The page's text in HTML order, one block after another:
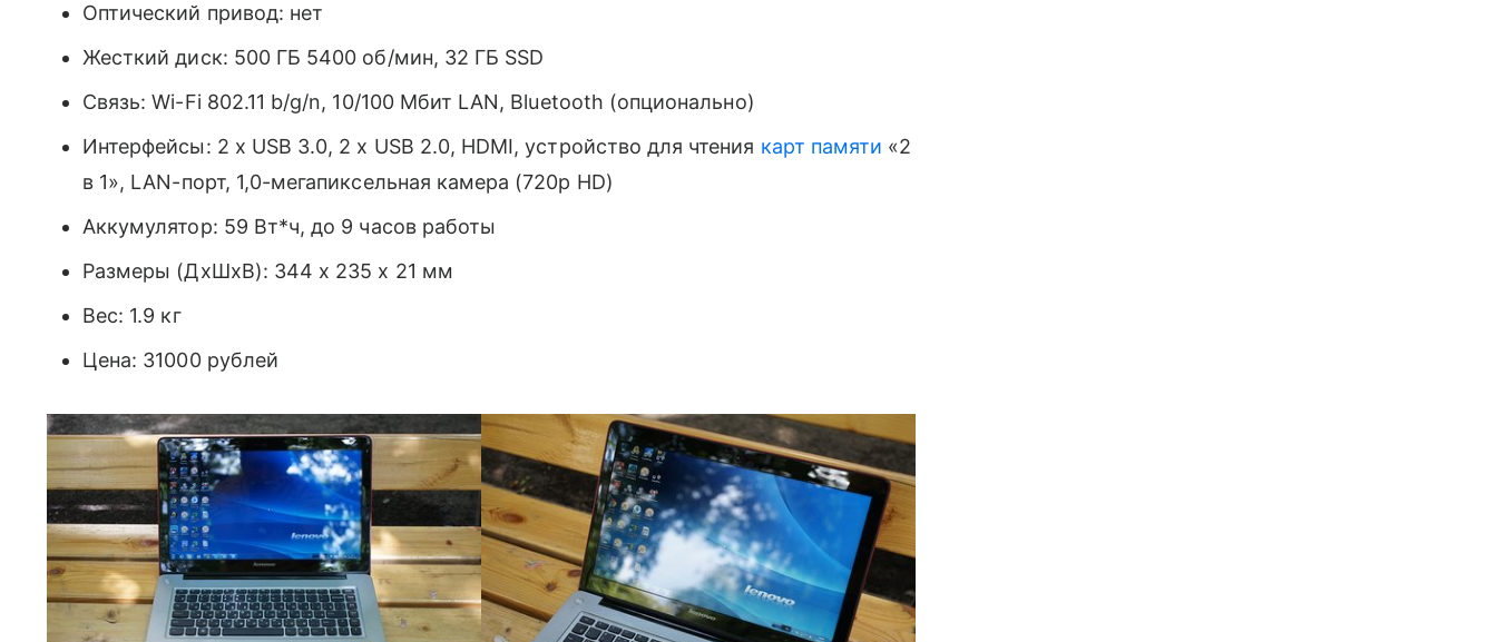
Оптический привод: нет
Жесткий диск: 500 ГБ 5400 об/мин, 32 ГБ SSD
Связь: Wi-Fi 802.11 b/g/n, 10/100 Мбит LAN, Bluetooth (опционально)
Интерфейсы: 2 х USB 3.0, 2 x USB 2.0, HDMI, устройство для чтения карт памяти «2
в 1», LAN-порт, 1,0-мегапиксельная камера (720p HD)
Аккумулятор: 59 Вт*ч, до 9 часов работы
Размеры (ДхШхВ): 344 х 235 х 21 мм
Вес: 1.9 кг
Цена: 31000 рублей